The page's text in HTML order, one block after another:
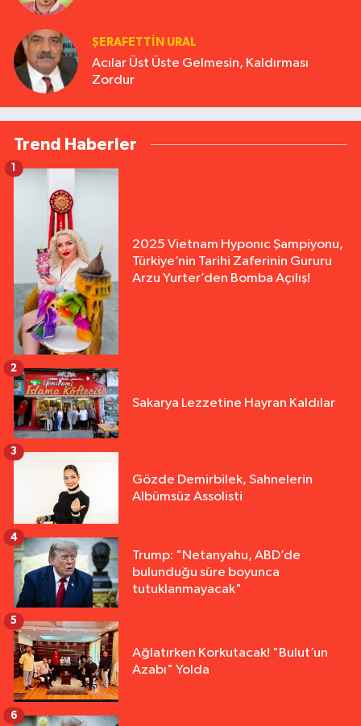
ŞERAFETTIN URAL
Acılar Üst Üste Gelmesin, Kaldırması
Zordur
Trend Haberler
2025 Vietnam Hyponıc Şampiyonu,
Türkiye’nin Tarihi Zaferinin Gururu
Arzu Yurter’den Bomba Açılış!
1
Sakarya Lezzetine Hayran Kaldılar
2
Gözde Demirbilek, Sahnelerin
Albümsüz Assolisti
3
Trump: "Netanyahu, ABD’de
bulunduğu süre boyunca
tutuklanmayacak"
4
Ağlatırken Korkutacak! "Bulut’un
Azabı" Yolda
5
6